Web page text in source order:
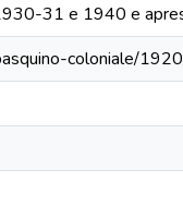
31 e 1940 e
coloniale/